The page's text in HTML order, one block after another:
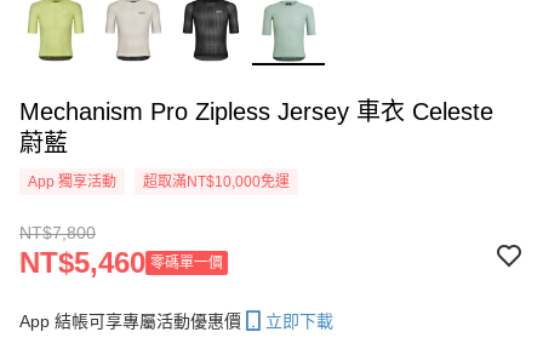
Mechanism Pro Zipless Jersey 車衣 Celeste
蔚藍
App 獨享活動 超取滿NT$10,000免運
NT$7,800
NT$5,460 零碼單一價
App 結帳可享專屬活動優惠價 立即下載